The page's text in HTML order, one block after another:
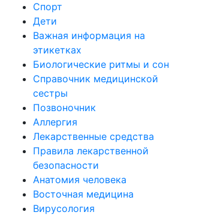
Спорт
Дети
Важная информация на
этикетках
Биологические ритмы и сон
Справочник медицинской
сестры
Позвоночник
Аллергия
Лекарственные средства
Правила лекарственной
безопасности
Aнатомия человека
Восточная медицина
Вирусология